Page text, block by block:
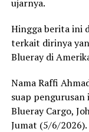
ujarnya.
Hingga berita ini
terkait dirinya
Blueray di
Nama Raffi
suap
Blueray Cargo,
Jumat (5/6/2026).